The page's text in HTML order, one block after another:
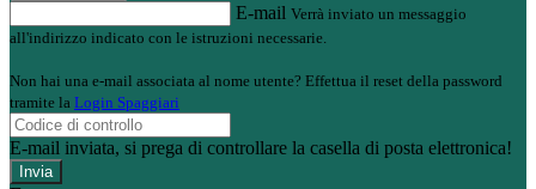
E-mail Verrà inviato un messaggio
all'indirizzo indicato con le istruzioni necessarie.
Non hai una e-mail associata al nome utente? Effettua il reset della password
tramite la Login Spaggiari
E-mail inviata, si prega di controllare la casella di posta elettronica!